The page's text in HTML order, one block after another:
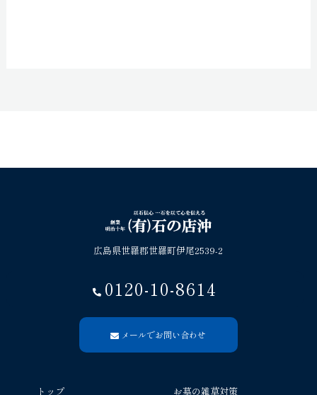
広島県世羅郡世羅町伊尾2539-2
0120-10-8614
メールでお問い合わせ
トップ お墓の雑草対策